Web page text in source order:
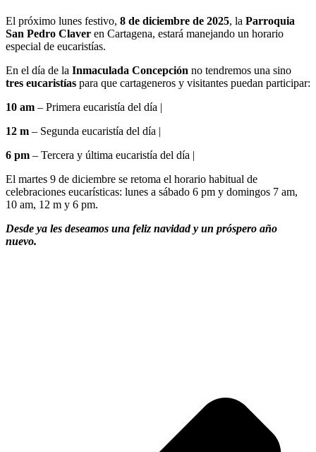
El próximo lunes festivo, 8 de diciembre de 2025, la Parroquia
San Pedro Claver en Cartagena, estará manejando un horario
especial de eucaristías.
En el día de la Inmaculada Concepción no tendremos una sino
tres eucaristías para que cartageneros y visitantes puedan participar:
10 am – Primera eucaristía del día |
12 m – Segunda eucaristía del día |
6 pm – Tercera y última eucaristía del día |
El martes 9 de diciembre se retoma el horario habitual de
celebraciones eucarísticas: lunes a sábado 6 pm y domingos 7 am,
10 am, 12 m y 6 pm.
Desde ya les deseamos una feliz navidad y un próspero año
nuevo.